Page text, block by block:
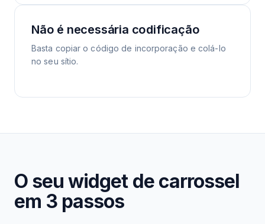
Não é necessária codificação
Basta copiar o código de incorporação e colá-lo
no seu sítio.
O seu widget de carrossel
em 3 passos